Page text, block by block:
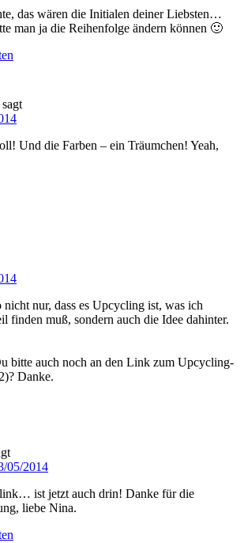
das wären die Initialen deiner Liebsten…
man ja die Reihenfolge ändern können 🙂
sagt
Und die Farben – ein Träumchen! Yeah,
nur, dass es Upcycling ist, was ich
finden muß, sondern auch die Idee dahinter.
bitte auch noch an den Link zum Upcycling-
Danke.
05/2014
ist jetzt auch drin! Danke für die
liebe Nina.